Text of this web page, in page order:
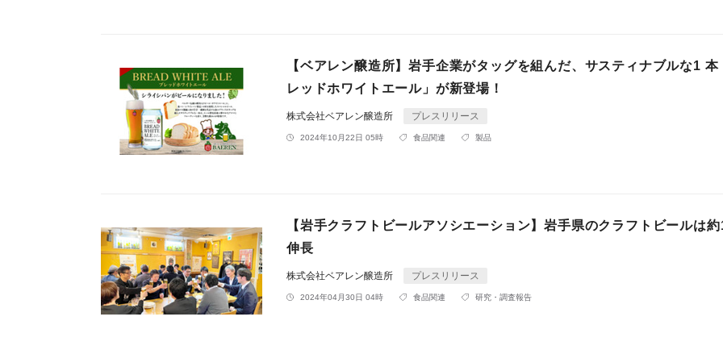
【ベアレン醸造所】岩手企業がタッグを組んだ、サスティナブルな1 本
レッドホワイトエール」が新登場！
株式会社ベアレン醸造所 プレスリリース
2024年10月22日 05時 食品関連 製品
【岩手クラフトビールアソシエーション】岩手県のクラフトビールは
伸長
株式会社ベアレン醸造所 プレスリリース
2024年04月30日 04時 食品関連 研究・調査報告